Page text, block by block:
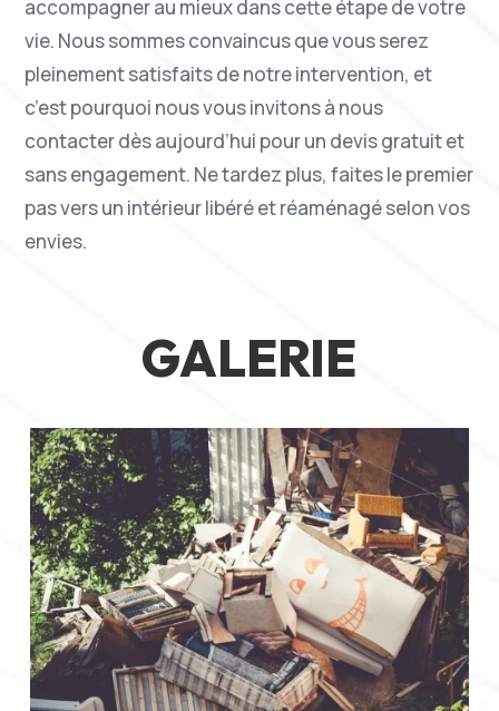
accompagner au mieux dans cette étape de votre
vie. Nous sommes convaincus que vous serez
pleinement satisfaits de notre intervention, et
c’est pourquoi nous vous invitons à nous
contacter dès aujourd’hui pour un devis gratuit et
sans engagement. Ne tardez plus, faites le premier
pas vers un intérieur libéré et réaménagé selon vos
envies.
GALERIE